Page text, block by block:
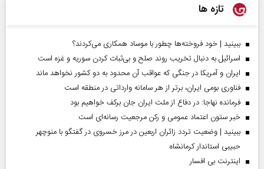
تازه ها
ببینید | خود فروخته‌ها چطور با موساد همکاری می‌کردند؟
اسرائیل به دنبال تخریب روند صلح و بی‌ثبات کردن سوریه و غزه است
ایران و آمریکا در جنگی که عواقب آن محدود به دو کشور نخواهد ماند
فناوری بومی ایران، برتر از هر سامانه وارداتی در منطقه است
فرمانده نهاجا: در دفاع از ملت ایران جان برکف خواهیم بود
خبر ستون اعتماد عمومی و رکن مرجعیت رسانه‌ای است
ببینید | وضعیت تردد زائران اربعین در مرز خسروی در گفتگو با منوچهر
حبیبی استاندار کرمانشاه
اینترنت بی افسار